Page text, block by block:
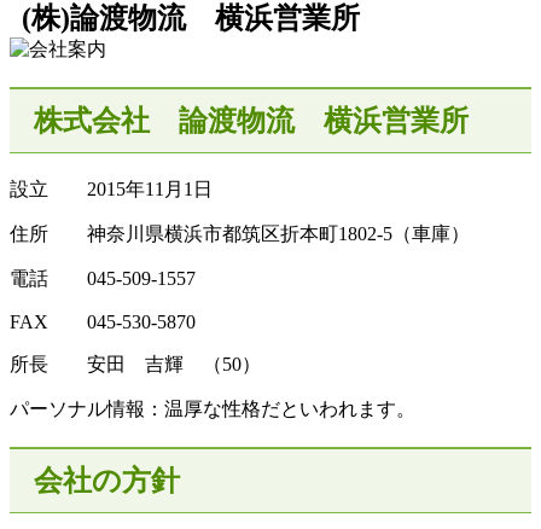
(株)論渡物流 横浜営業所
株式会社 論渡物流 横浜営業所
設立 2015年11月1日
住所 神奈川県横浜市都筑区折本町1802-5（車庫）
電話 045-509-1557
FAX 045-530-5870
所長 安田 吉輝 （50）
パーソナル情報：温厚な性格だといわれます。
会社の方針